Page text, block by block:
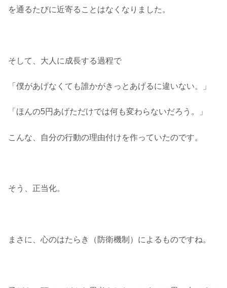
を通るたびに近寄ることはなくなりました。
そして、大人に成長する過程で
「僕があげなくても誰かがきっとあげるに違いない。」
「ほんの5円あげただけでは何も変わらないだろう。」
こんな、自分の行動の理由付けを作っていたのです。
そう、正当化。
まさに、心のはたらき（防衛機制）によるものですね。